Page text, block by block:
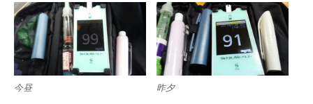
今昼 昨夕